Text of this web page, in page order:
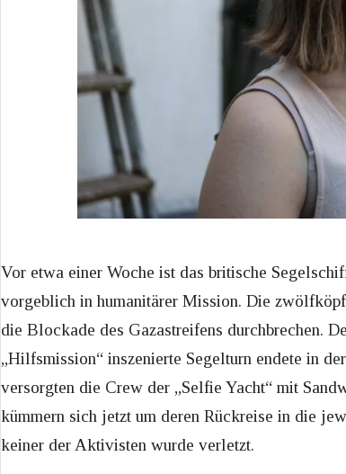
Vor etwa einer Woche ist das britische
vorgeblich in humanitärer Mission. Die
die Blockade des Gazastreifens durchbrechen.
„Hilfsmission“ inszenierte Segelturn endete in
versorgten die Crew der „Selfie Yacht“ mit
kümmern sich jetzt um deren Rückreise in die
keiner der Aktivisten wurde verletzt.